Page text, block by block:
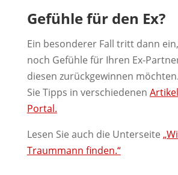
Gefühle für den Ex?
Ein besonderer Fall tritt dann
noch Gefühle für Ihren Ex-
diesen zurückgewinnen
Sie Tipps in verschiedenen
Portal.
Lesen Sie auch die Unterseite
Traummann finden.“